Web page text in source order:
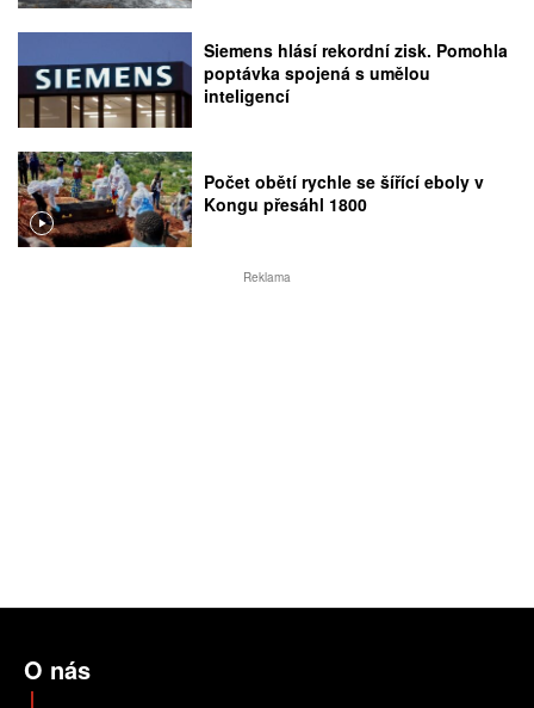
Siemens hlásí rekordní zisk. Pomohla
poptávka spojená s umělou
inteligencí
Počet obětí rychle se šířící eboly v
Kongu přesáhl 1800
Reklama
O nás